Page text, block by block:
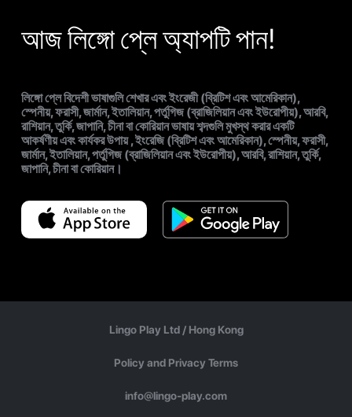
আজ লিঙ্গো প্লে অ্যাপটি পান!
লিঙ্গো প্লে বিদেশী ভাষাগুলি শেখার এবং ইংরেজী (ব্রিটিশ এবং আমেরিকান),
স্পেনীয়, ফরাসী, জার্মান, ইতালিয়ান, পর্তুগিজ (ব্রাজিলিয়ান এবং ইউরোপীয়), আরবি,
রাশিয়ান, তুর্কি, জাপানি, চীনা বা কোরিয়ান ভাষায় শব্দগুলি মুখস্থ করার একটি
আকর্ষণীয় এবং কার্যকর উপায় , ইংরেজি (ব্রিটিশ এবং আমেরিকান), স্পেনীয়, ফরাসী,
জার্মান, ইতালিয়ান, পর্তুগিজ (ব্রাজিলিয়ান এবং ইউরোপীয়), আরবি, রাশিয়ান, তুর্কি,
জাপানি, চীনা বা কোরিয়ান।
Lingo Play Ltd / Hong Kong
Policy and Privacy Terms
info@lingo-play.com